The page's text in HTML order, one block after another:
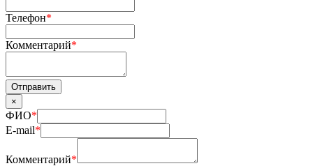
Телефон*
Комментарий*
×
ФИО*
E-mail*
Комментарий*